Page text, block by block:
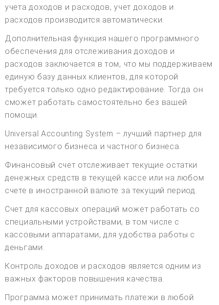
учета доходов и расходов, учет доходов и
расходов производится автоматически.
Дополнительная функция нашего программного
обеспечения для отслеживания доходов и
расходов заключается в том, что мы поддерживаем
единую базу данных клиентов, для которой
требуется только одно редактирование. Тогда он
сможет работать самостоятельно без вашей
помощи.
Universal Accounting System – лучший партнер для
независимого бизнеса и частного бизнеса.
Финансовый счет отслеживает текущие остатки
денежных средств в текущей кассе или на любом
счете в иностранной валюте за текущий период.
Счет для кассовых операций может работать со
специальными устройствами, в том числе с
кассовыми аппаратами, для удобства работы с
деньгами.
Контроль доходов и расходов является одним из
важных факторов повышения качества.
Программа может принимать платежи в любой